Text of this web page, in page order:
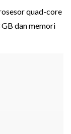
quad-core
dan memori